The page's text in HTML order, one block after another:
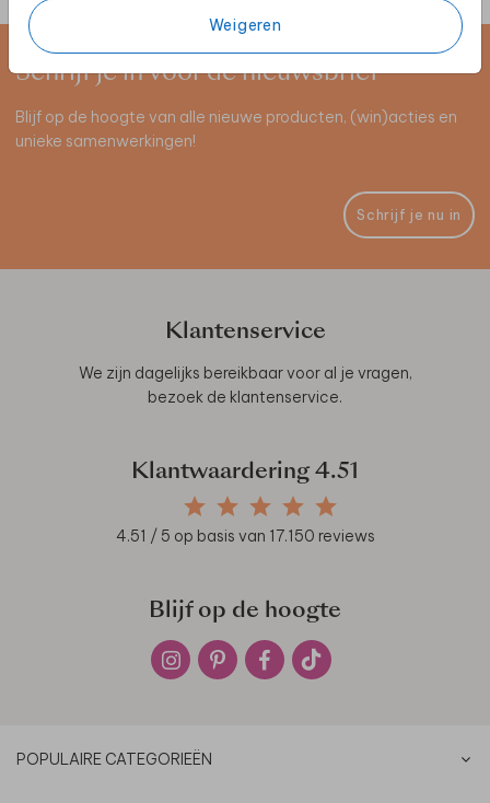
Weigeren
Schrijf je in voor de nieuwsbrief
Blijf op de hoogte van alle nieuwe producten, (win)acties en
unieke samenwerkingen!
Schrijf je nu in
Klantenservice
We zijn dagelijks bereikbaar voor al je vragen,
bezoek de klantenservice.
Klantwaardering 4.51
4.51 / 5 op basis van 17.150 reviews
Blijf op de hoogte
POPULAIRE CATEGORIEËN